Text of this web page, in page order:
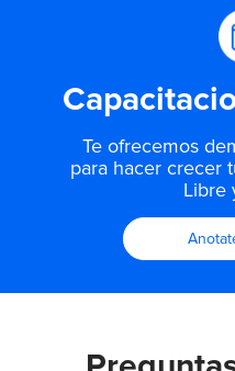
Te ofrecemos
para hacer crecer
Libre